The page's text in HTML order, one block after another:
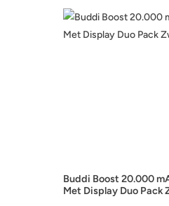
Buddi Boost 20.000
Met Display Duo Pack